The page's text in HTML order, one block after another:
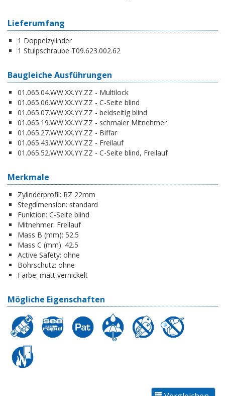
Lieferumfang
1 Doppelzylinder
1 Stulpschraube T09.623.002.62
Baugleiche Ausführungen
01.065.04.WW.XX.YY.ZZ - Multilock
01.065.06.WW.XX.YY.ZZ - C-Seite blind
01.065.07.WW.XX.YY.ZZ - beidseitig blind
01.065.19.WW.XX.YY.ZZ - schmaler Mitnehmer
01.065.27.WW.XX.YY.ZZ - Biffar
01.065.43.WW.XX.YY.ZZ - Freilauf
01.065.52.WW.XX.YY.ZZ - C-Seite blind, Freilauf
Merkmale
Zylinderprofil: RZ 22mm
Stegdimension: standard
Funktion: C-Seite blind
Mitnehmer: Freilauf
Mass B (mm): 52.5
Mass C (mm): 42.5
Active Safety: ohne
Bohrschutz: ohne
Farbe: matt vernickelt
Mögliche Eigenschaften